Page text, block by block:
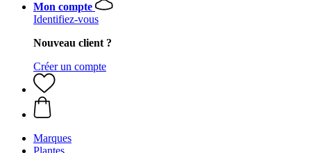
Mon compte
Identifiez-vous
Nouveau client ?
Créer un compte
Marques
Plantes